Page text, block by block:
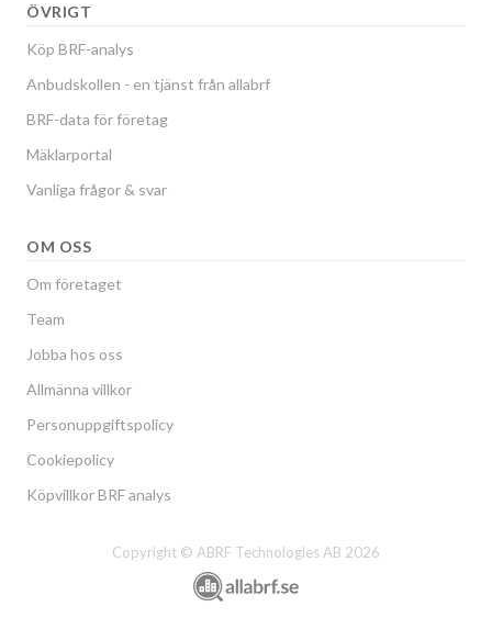
ÖVRIGT
Köp BRF-analys
Anbudskollen - en tjänst från allabrf
BRF-data för företag
Mäklarportal
Vanliga frågor & svar
OM OSS
Om företaget
Team
Jobba hos oss
Allmänna villkor
Personuppgiftspolicy
Cookiepolicy
Köpvillkor BRF analys
Copyright © ABRF Technologies AB 2026